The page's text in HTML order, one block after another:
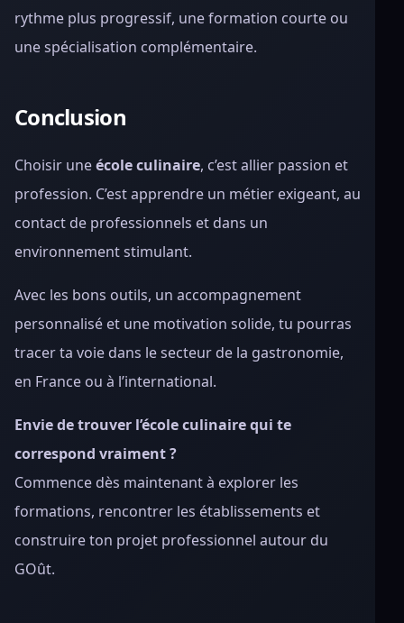
rythme plus progressif, une formation courte ou
une spécialisation complémentaire.
Conclusion
Choisir uneécole culinaire, c’est allier passion et
profession. C’est apprendre un métier exigeant, au
contact de professionnels et dans un
environnement stimulant.
Avec les bons outils, un accompagnement
personnalisé et une motivation solide, tu pourras
tracer ta voie dans le secteur de la gastronomie,
en France ou à l’international.
Envie de trouver l’école culinaire qui te
correspond vraiment ?
Commence dès maintenant à explorer les
formations, rencontrer les établissements et
construire ton projet professionnel autour du
GOût.